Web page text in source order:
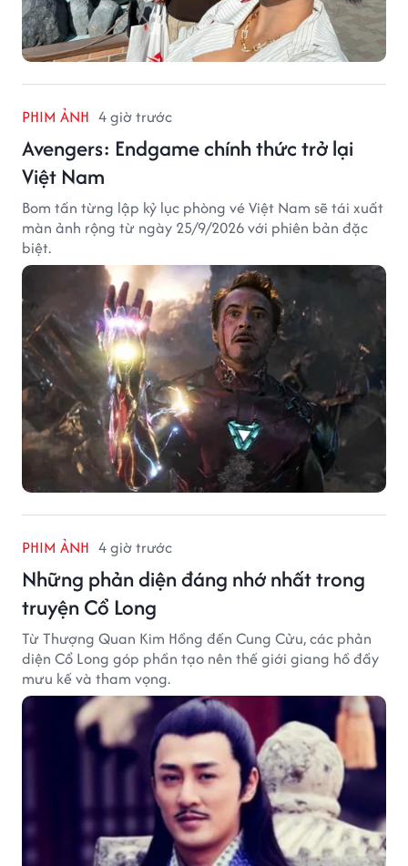
PHIM ẢNH 4 giờ trước
Avengers: Endgame chính thức trở lại
Việt Nam
Bom tấn từng lập kỷ lục phòng vé Việt Nam sẽ tái xuất
màn ảnh rộng từ ngày 25/9/2026 với phiên bản đặc
biệt.
PHIM ẢNH 4 giờ trước
Những phản diện đáng nhớ nhất trong
truyện Cổ Long
Từ Thượng Quan Kim Hồng đến Cung Cửu, các phản
diện Cổ Long góp phần tạo nên thế giới giang hồ đầy
mưu kế và tham vọng.